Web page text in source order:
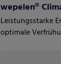
wepelen®
Leistungsstarke
optimale